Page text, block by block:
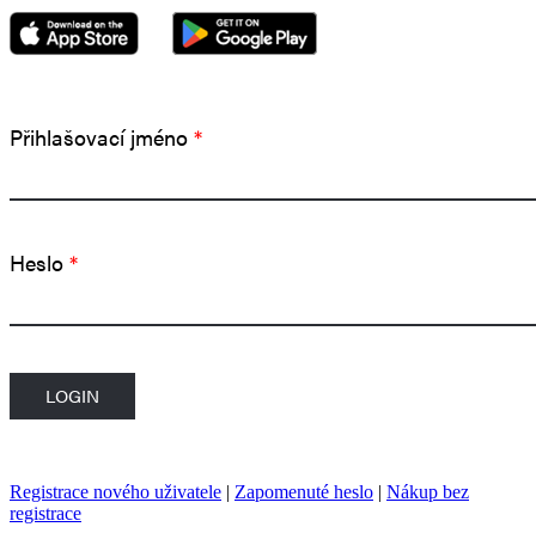
Přihlašovací jméno *
Heslo *
Registrace nového uživatele | Zapomenuté heslo | Nákup bez
registrace